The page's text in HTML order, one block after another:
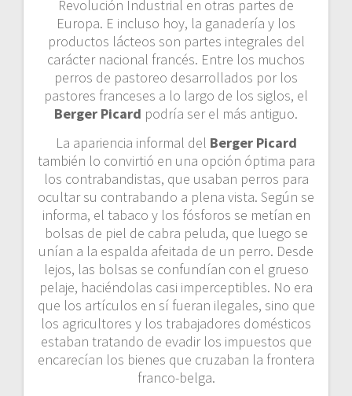
Revolución Industrial en otras partes de
Europa. E incluso hoy, la ganadería y los
productos lácteos son partes integrales del
carácter nacional francés. Entre los muchos
perros de pastoreo desarrollados por los
pastores franceses a lo largo de los siglos, el
Berger Picard podría ser el más antiguo.
La apariencia informal del Berger Picard
también lo convirtió en una opción óptima para
los contrabandistas, que usaban perros para
ocultar su contrabando a plena vista. Según se
informa, el tabaco y los fósforos se metían en
bolsas de piel de cabra peluda, que luego se
unían a la espalda afeitada de un perro. Desde
lejos, las bolsas se confundían con el grueso
pelaje, haciéndolas casi imperceptibles. No era
que los artículos en sí fueran ilegales, sino que
los agricultores y los trabajadores domésticos
estaban tratando de evadir los impuestos que
encarecían los bienes que cruzaban la frontera
franco-belga.